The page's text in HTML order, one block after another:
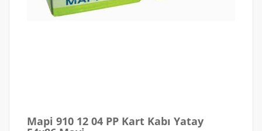
Mapi 910 12 04 PP Kart Kabı Yatay